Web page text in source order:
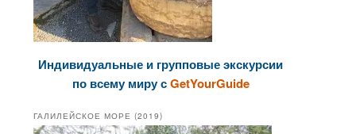
Индивидуальные и групповые экскурсии
по всему миру сGetYourGuide
ГАЛИЛЕЙСКОЕ МОРЕ (2019)